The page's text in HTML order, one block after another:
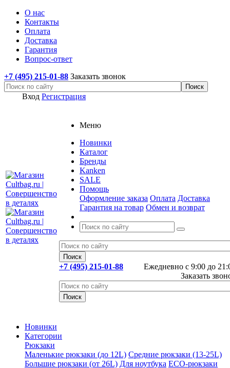
О нас
Контакты
Оплата
Доставка
Гарантия
Вопрос-ответ
+7 (495) 215-01-88 Заказать звонок
Вход Регистрация
Меню
Новинки
Каталог
Бренды
Kanken
SALE
Помощь
Оформление заказа Оплата Доставка
Гарантия на товар Обмен и возврат
Ежедневно с 9:00 до
+7 (495) 215-01-88
Заказать
Новинки
Категории
Рюкзаки
Маленькие рюкзаки (до 12L) Средние рюкзаки (13-25L)
Большие рюкзаки (от 26L) Для ноутбука ECO-рюкзаки